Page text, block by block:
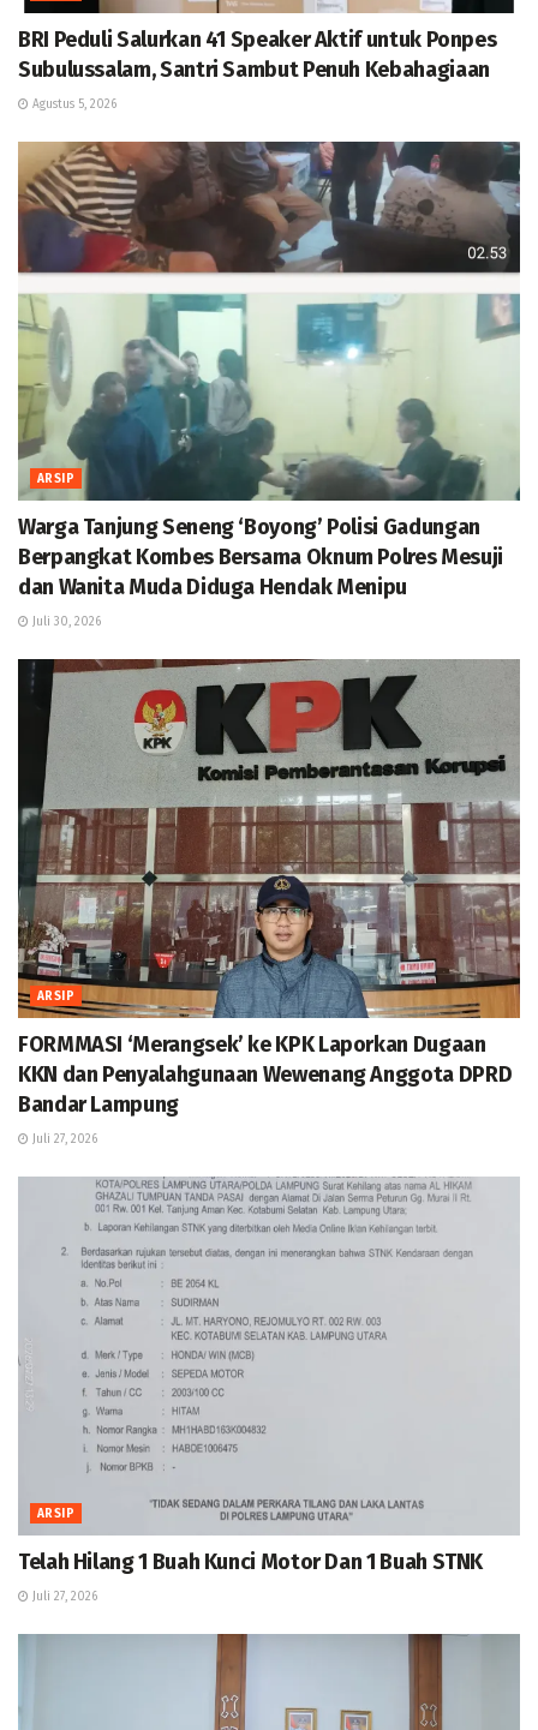
BRI Peduli Salurkan 41 Speaker Aktif untuk Ponpes
Subulussalam, Santri Sambut Penuh Kebahagiaan
Agustus 5, 2026
ARSIP
Warga Tanjung Seneng ‘Boyong’ Polisi Gadungan
Berpangkat Kombes Bersama Oknum Polres Mesuji
dan Wanita Muda Diduga Hendak Menipu
Juli 30, 2026
ARSIP
FORMMASI ‘Merangsek’ ke KPK Laporkan Dugaan
KKN dan Penyalahgunaan Wewenang Anggota DPRD
Bandar Lampung
Juli 27, 2026
ARSIP
Telah Hilang 1 Buah Kunci Motor Dan 1 Buah STNK
Juli 27, 2026